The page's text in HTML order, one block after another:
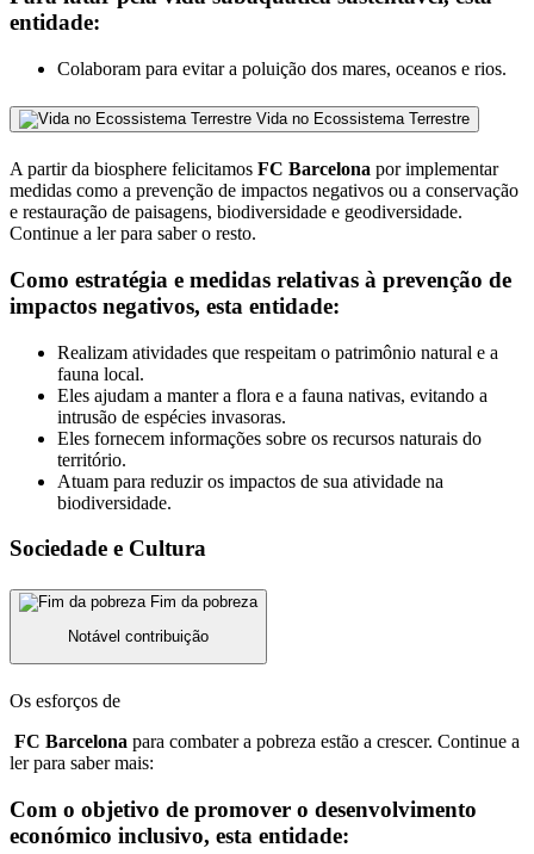
entidade:
Colaboram para evitar a poluição dos mares, oceanos e rios.
Vida no Ecossistema Terrestre
A partir da biosphere felicitamos FC Barcelona por implementar
medidas como a prevenção de impactos negativos ou a conservação
e restauração de paisagens, biodiversidade e geodiversidade.
Continue a ler para saber o resto.
Como estratégia e medidas relativas à prevenção de
impactos negativos, esta entidade:
Realizam atividades que respeitam o patrimônio natural e a
fauna local.
Eles ajudam a manter a flora e a fauna nativas, evitando a
intrusão de espécies invasoras.
Eles fornecem informações sobre os recursos naturais do
território.
Atuam para reduzir os impactos de sua atividade na
biodiversidade.
Sociedade e Cultura
Fim da pobreza
Notável contribuição
Os esforços de
FC Barcelona para combater a pobreza estão a crescer. Continue a
ler para saber mais:
Com o objetivo de promover o desenvolvimento
económico inclusivo, esta entidade: